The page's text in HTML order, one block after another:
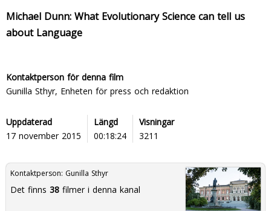
Michael Dunn: What Evolutionary Science can tell us
about Language
Kontaktperson för denna film
Gunilla Sthyr, Enheten för press och redaktion
Uppdaterad
17 november 2015
Längd
00:18:24
Visningar
3211
Kontaktperson: Gunilla Sthyr
Det finns 38filmer i denna kanal